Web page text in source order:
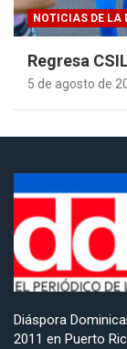
NOTICIAS DE LA
Regresa
5 de agosto de
Diáspora
2011 en Puerto